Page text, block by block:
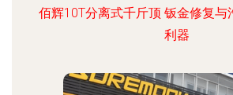
佰辉10T分离式千斤顶 钣金修复与
利器